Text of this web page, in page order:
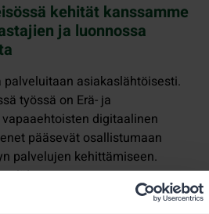
kehität kanssamme
ja luonnossa
asiakaslähtöisesti.
työssä on Erä- ja
digitaalinen
pääsevät osallistumaan
palvelujen kehittämiseen.